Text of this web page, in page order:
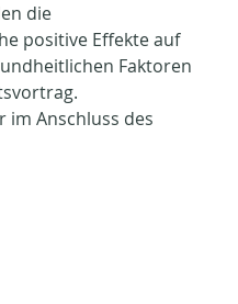
die
positive Effekte auf
Faktoren
im Anschluss des